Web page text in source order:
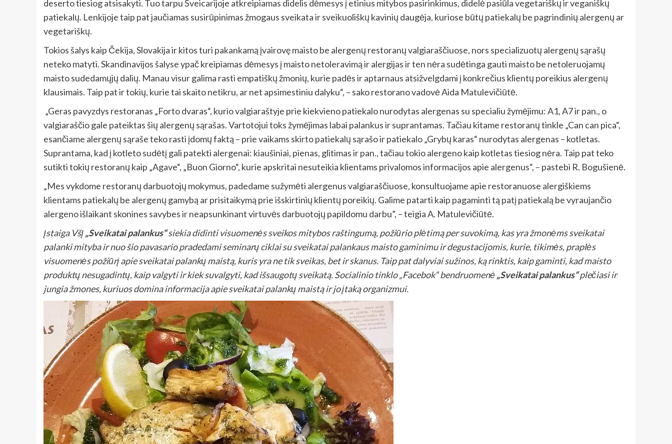
deserto tiesiog atsisakyti. Tuo tarpu Šveicarijoje atkreipiamas didelis dėmesys į etinius mitybos pasirinkimus, didelė pasiūla vegetariškų ir veganiškų
patiekalų. Lenkijoje taip pat jaučiamas susirūpinimas žmogaus sveikata ir sveikuoliškų kavinių daugėja, kuriose būtų patiekalų be pagrindinių alergenų ar
vegetariškų.
Tokios šalys kaip Čekija, Slovakija ir kitos turi pakankamą įvairovę maisto be alergenų restoranų valgiaraščiuose, nors specializuotų alergenų sąrašų
neteko matyti. Skandinavijos šalyse ypač kreipiamas dėmesys į maisto netoleravimą ir alergijas ir ten nėra sudėtinga gauti maisto be netoleruojamų
maisto sudedamųjų dalių. Manau visur galima rasti empatiškų žmonių, kurie padės ir aptarnaus atsižvelgdami į konkrečius klientų poreikius alergenų
klausimais. Taip pat ir tokių, kurie tai skaito netikru, ar net apsimestiniu dalyku“, – sako restorano vadovė Aida Matulevičiūtė.
„Geras pavyzdys restoranas „Forto dvaras“, kurio valgiaraštyje prie kiekvieno patiekalo nurodytas alergenas su specialiu žymėjimu: A1, A7 ir pan., o
valgiaraščio gale pateiktas šių alergenų sąrašas. Vartotojui toks žymėjimas labai palankus ir suprantamas. Tačiau kitame restoranų tinkle „Can can pica“,
esančiame alergenų sąraše teko rasti įdomų faktą – prie vaikams skirto patiekalų sąrašo ir patiekalo „Grybų karas“ nurodytas alergenas – kotletas.
Suprantama, kad į kotleto sudėtį gali patekti alergenai: kiaušiniai, pienas, glitimas ir pan., tačiau tokio alergeno kaip kotletas tiesiog nėra. Taip pat teko
sutikti tokių restoranų kaip „Agave“, „Buon Giorno“, kurie apskritai nesuteikia klientams privalomos informacijos apie alergenus“, – pastebi R. Bogušienė.
„Mes vykdome restoranų darbuotojų mokymus, padedame sužymėti alergenus valgiaraščiuose, konsultuojame apie restoranuose alergiškiems
klientams patiekalų be alergenų gamybą ar prisitaikymą prie išskirtinių klientų poreikių. Galime patarti kaip pagaminti tą patį patiekalą be vyraujančio
alergeno išlaikant skonines savybes ir neapsunkinantvirtuvės darbuotojų papildomu darbu”, – teigia A. Matulevičiūtė.
Įstaiga VšĮ„Sveikatai palankus“siekia didinti visuomenės sveikos mitybos raštingumą, požiūrio plėtimą per suvokimą, kas yra žmonėms sveikatai
palanki mityba ir nuo šio pavasario pradedami seminarų ciklai su sveikatai palankaus maisto gaminimu ir degustacijomis, kurie, tikimės, praplės
visuomenės požiūrį apie sveikatai palankų maistą, kuris yra ne tik sveikas, bet ir skanus. Taip pat dalyviai sužinos, ką rinktis, kaip gaminti, kad maisto
produktų nesugadintų, kaip valgyti ir kiek suvalgyti, kad išsaugotų sveikatą. Socialinio tinklo „Facebok“ bendruomenė„Sveikatai palankus“plečiasi ir
jungia žmones, kuriuos domina informacija apie sveikatai palankų maistą ir jo įtaką organizmui.